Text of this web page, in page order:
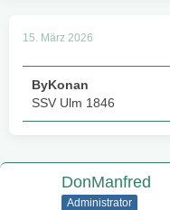
15. März 2026
ByKonan
SSV Ulm 1846
DonManfred
Administrator